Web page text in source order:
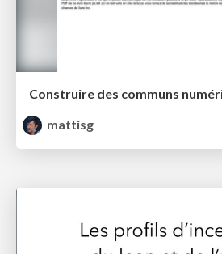
Construire des communs
mattisg